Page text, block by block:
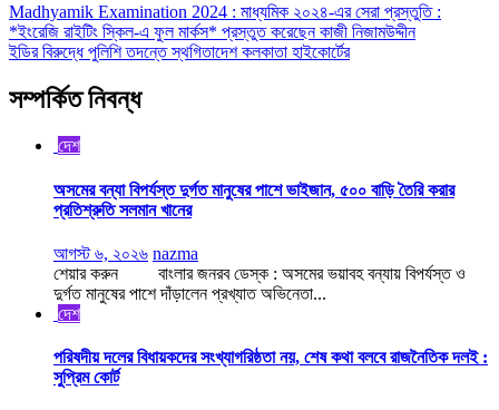
Madhyamik Examination 2024 : মাধ্যমিক ২০২৪-এর সেরা প্রস্তুতি :
*ইংরেজি রাইটিং স্কিল-এ ফুল মার্কস* প্রস্তুত করেছেন কাজী নিজামউদ্দীন
ইডির বিরুদ্ধে পুলিশি তদন্তে স্থগিতাদেশ কলকাতা হাইকোর্টের
সম্পর্কিত নিবন্ধ
দেশ
অসমের বন্যা বিপর্যস্ত দুর্গত মানুষের পাশে ভাইজান, ৫০০ বাড়ি তৈরি করার
প্রতিশ্রুতি সলমান খানের
আগস্ট ৬, ২০২৬ nazma
শেয়ার করুন বাংলার জনরব ডেস্ক : অসমের ভয়াবহ বন্যায় বিপর্যস্ত ও
দুর্গত মানুষের পাশে দাঁড়ালেন প্রখ্যাত অভিনেতা...
দেশ
পরিষদীয় দলের বিধায়কদের সংখ্যাগরিষ্ঠতা নয়, শেষ কথা বলবে রাজনৈতিক দলই :
সুপ্রিম কোর্ট